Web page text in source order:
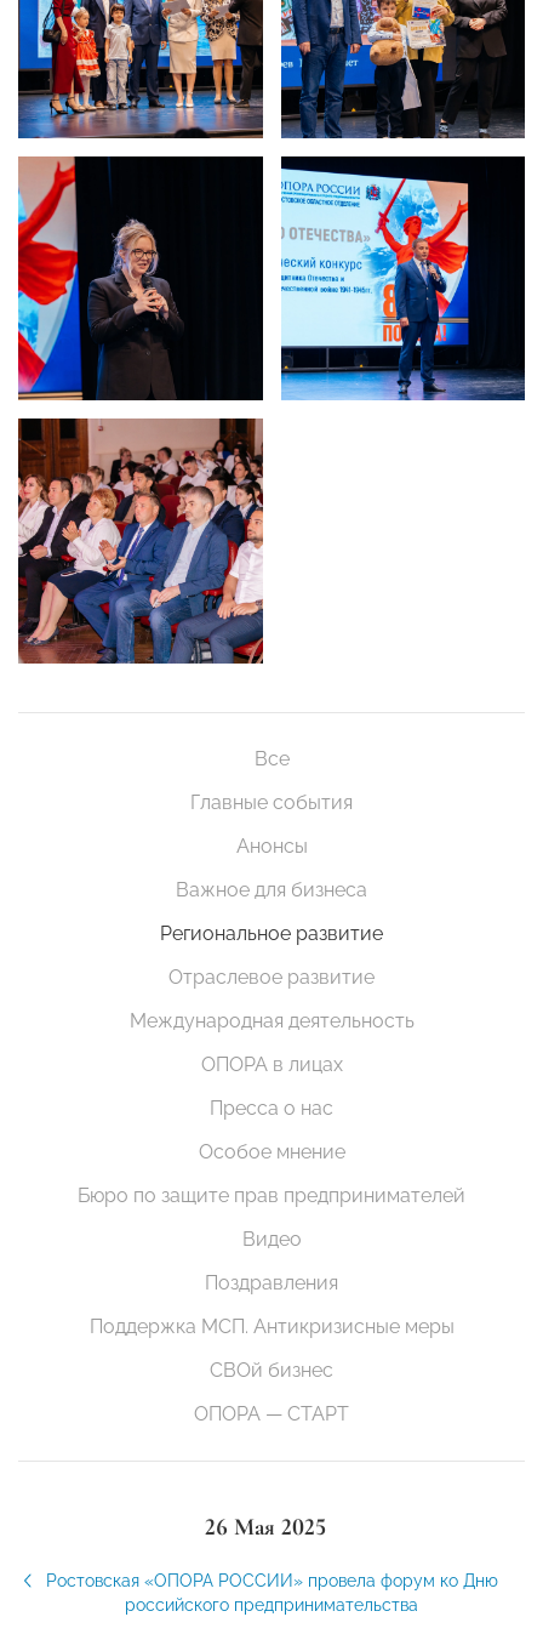
Все
Главные события
Анонсы
Важное для бизнеса
Региональное развитие
Отраслевое развитие
Международная деятельность
ОПОРА в лицах
Пресса о нас
Особое мнение
Бюро по защите прав предпринимателей
Видео
Поздравления
Поддержка МСП. Антикризисные меры
СВОй бизнес
ОПОРА — СТАРТ
26 Мая 2025
Ростовская «ОПОРА РОССИИ» провела форум ко Дню
российского предпринимательства